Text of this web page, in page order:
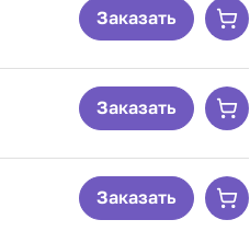
Заказать
Заказать
Заказать